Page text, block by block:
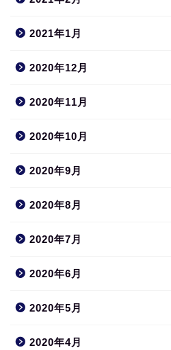
2021年1月
2020年12月
2020年11月
2020年10月
2020年9月
2020年8月
2020年7月
2020年6月
2020年5月
2020年4月